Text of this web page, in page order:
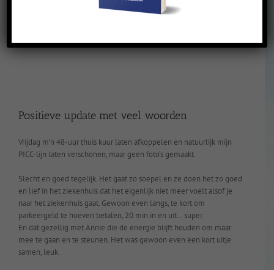
Positieve update met veel woorden
Vrijdag m’n 48-uur thuis kuur laten afkoppelen en natuurlijk mijn
PICC-lijn laten verschonen, maar geen foto’s gemaakt.
Slecht en goed tegelijk. Het gaat zo soepel en ze doen het zo goed
en lief in het ziekenhuis dat het eigenlijk niet meer voelt alsof je
naar het ziekenhuis gaat. Gewoon even langs, te kort om
parkeergeld te hoeven betalen, 20 min in en uit… super.
En dat gezellig met Annie die de energie blijft houden om maar
mee te gaan en te steunen. Het was gewoon even een kort uitje
samen, leuk.